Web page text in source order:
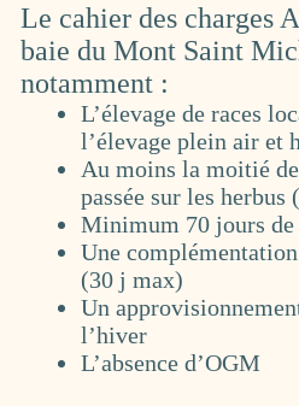
Le cahier des charges
baie du Mont Saint
notamment :
L’élevage de races
l’élevage plein air et
Au moins la moitié
passée sur les herbus
Minimum 70 jours
Une
(30 j max)
Un
l’hiver
L’absence d’OGM